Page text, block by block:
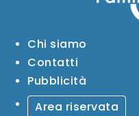
Chi siamo
Contatti
Pubblicità
Area riservata